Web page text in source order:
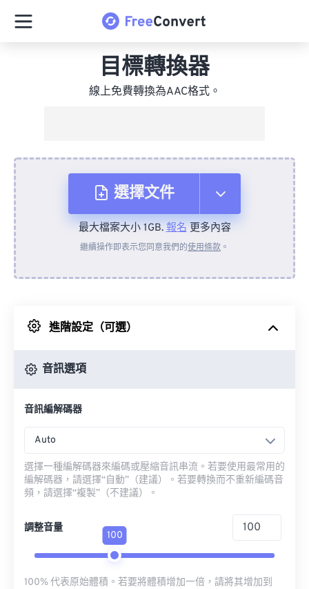
目標轉換器
線上免費轉換為AAC格式。
選擇文件
來自裝置
來自 Google 雲端硬碟
最大檔案大小 1GB.報名更多內容
繼續操作即表示您同意我們的使用條款 。
進階設定（可選）
音訊選項
音訊編解碼器
Auto
選擇一種編解碼器來編碼或壓縮音訊串流。若要使用最常用的
編解碼器，請選擇“自動”（建議）。若要轉換而不重新編碼音
頻，請選擇“複製”（不建議）。
調整音量
100
100% 代表原始體積。若要將體積增加一倍，請將其增加到